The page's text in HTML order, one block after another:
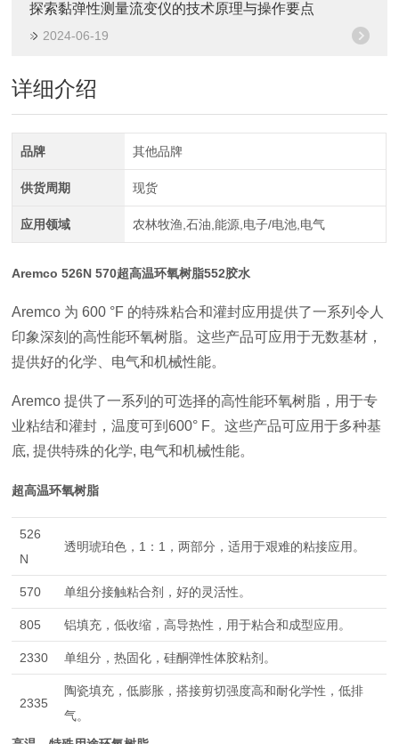
探索黏弹性测量流变仪的技术原理与操作要点
2024-06-19
详细介绍
品牌 其他品牌
供货周期 现货
应用领域 农林牧渔,石油,能源,电子/电池,电气
Aremco 526N 570超高温环氧树脂552胶水
Aremco 为 600 °F 的特殊粘合和灌封应用提供了一系列令人
印象深刻的高性能环氧树脂。这些产品可应用于无数基材，
提供好的化学、电气和机械性能。
Aremco 提供了一系列的可选择的高性能环氧树脂，用于专
业粘结和灌封，温度可到600° F。这些产品可应用于多种基
底, 提供特殊的化学, 电气和机械性能。
超高温环氧树脂
526
N
透明琥珀色，1：1，两部分，适用于艰难的粘接应用。
570 单组分接触粘合剂，好的灵活性。
805 铝填充，低收缩，高导热性，用于粘合和成型应用。
2330 单组分，热固化，硅酮弹性体胶粘剂。
2335
陶瓷填充，低膨胀，搭接剪切强度高和耐化学性，低排
气。